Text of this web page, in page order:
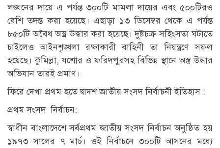
লঙ্ঘনের দায়ে এ পর্যন্ত ৩০০টি মামলা দায়ের এবং ৫০০টিরও
বেশি তদন্ত করা হয়েছে। এছাড়া ১৩ ডিসেম্বর থেকে এ পর্যন্ত
৮৫০টি অবৈধ অস্ত্র উদ্ধার করা হয়েছে। দুষ্টচক্র সহিংসতা ঘটাতে
চাইলেও আইনশৃঙ্খলা রক্ষাকারী বাহিনী তা নিয়ন্ত্রণে সফল
হয়েছে। কুমিল্লা, যশোর ও ফরিদপুরসহ বিভিন্ন স্থানে অস্ত্র উদ্ধার
অভিযান তারই প্রমাণ।
ফিরে দেখা প্রথম হতে দ্বাদশ জাতীয় সংসদ নির্বাচনী ইতিহাস :
প্রথম সংসদ নির্বাচন:
স্বাধীন বাংলাদেশে সর্বপ্রথম জাতীয় সংসদ নির্বাচন অনুষ্ঠিত হয়
১৯৭৩ সালের ৭ মার্চ। ওই নির্বাচনে ৩০০টি আসনের মধ্যে